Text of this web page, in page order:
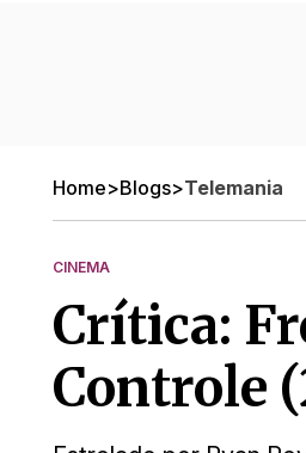
Home>Blogs>Telemania
CINEMA
Crítica:
Controle